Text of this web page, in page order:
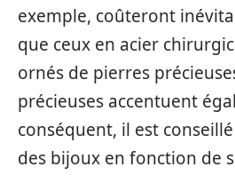
exemple, coûteront
que ceux en acier
ornés de pierres
précieuses accentuent
conséquent, il est
des bijoux en fonction de